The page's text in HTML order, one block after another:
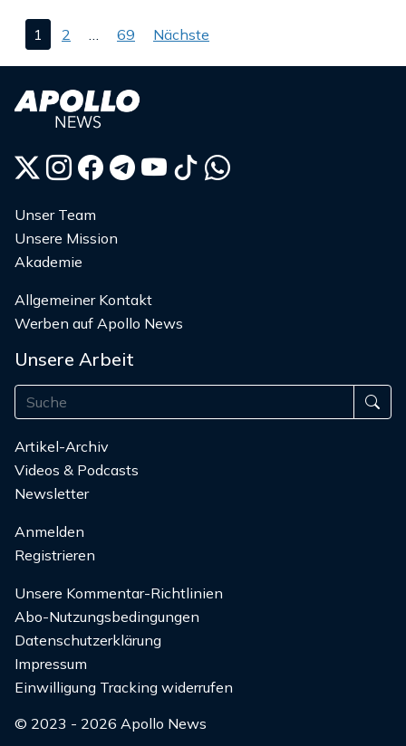
Seitennummerierung
der
Beiträge
1 2 69 Nächste
Unser Team
Unsere Mission
Akademie
Allgemeiner Kontakt
Werben auf Apollo News
Unsere Arbeit
Artikel-Archiv
Videos & Podcasts
Newsletter
Anmelden
Registrieren
Unsere Kommentar-Richtlinien
Abo-Nutzungsbedingungen
Datenschutzerklärung
Impressum
Einwilligung Tracking widerrufen
© 2023 - 2026 Apollo News